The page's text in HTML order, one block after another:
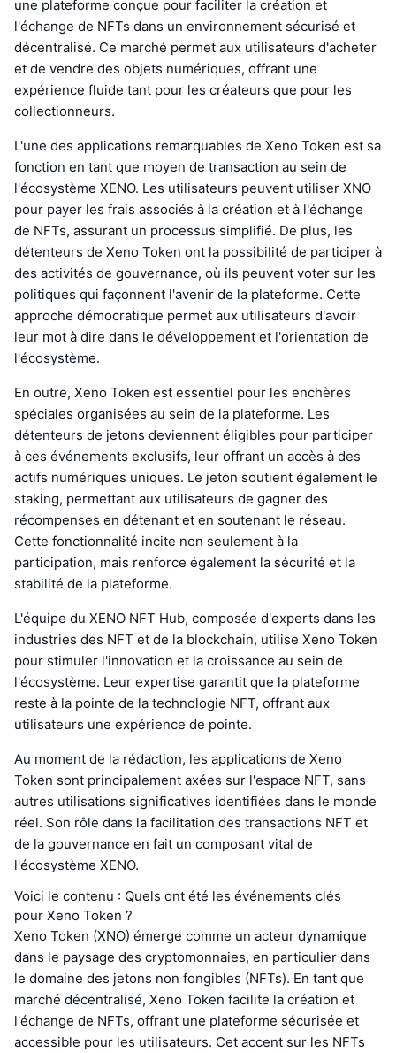
une plateforme conçue pour faciliter la création et
l'échange de NFTs dans un environnement sécurisé et
décentralisé. Ce marché permet aux utilisateurs d'acheter
et de vendre des objets numériques, offrant une
expérience fluide tant pour les créateurs que pour les
collectionneurs.
L'une des applications remarquables de Xeno Token est sa
fonction en tant que moyen de transaction au sein de
l'écosystème XENO. Les utilisateurs peuvent utiliser XNO
pour payer les frais associés à la création et à l'échange
de NFTs, assurant un processus simplifié. De plus, les
détenteurs de Xeno Token ont la possibilité de participer à
des activités de gouvernance, où ils peuvent voter sur les
politiques qui façonnent l'avenir de la plateforme. Cette
approche démocratique permet aux utilisateurs d'avoir
leur mot à dire dans le développement et l'orientation de
l'écosystème.
En outre, Xeno Token est essentiel pour les enchères
spéciales organisées au sein de la plateforme. Les
détenteurs de jetons deviennent éligibles pour participer
à ces événements exclusifs, leur offrant un accès à des
actifs numériques uniques. Le jeton soutient également le
staking, permettant aux utilisateurs de gagner des
récompenses en détenant et en soutenant le réseau.
Cette fonctionnalité incite non seulement à la
participation, mais renforce également la sécurité et la
stabilité de la plateforme.
L'équipe du XENO NFT Hub, composée d'experts dans les
industries des NFT et de la blockchain, utilise Xeno Token
pour stimuler l'innovation et la croissance au sein de
l'écosystème. Leur expertise garantit que la plateforme
reste à la pointe de la technologie NFT, offrant aux
utilisateurs une expérience de pointe.
Au moment de la rédaction, les applications de Xeno
Token sont principalement axées sur l'espace NFT, sans
autres utilisations significatives identifiées dans le monde
réel. Son rôle dans la facilitation des transactions NFT et
de la gouvernance en fait un composant vital de
l'écosystème XENO.
Voici le contenu : Quels ont été les événements clés
pour Xeno Token ?
Xeno Token (XNO) émerge comme un acteur dynamique
dans le paysage des cryptomonnaies, en particulier dans
le domaine des jetons non fongibles (NFTs). En tant que
marché décentralisé, Xeno Token facilite la création et
l'échange de NFTs, offrant une plateforme sécurisée et
accessible pour les utilisateurs. Cet accent sur les NFTs